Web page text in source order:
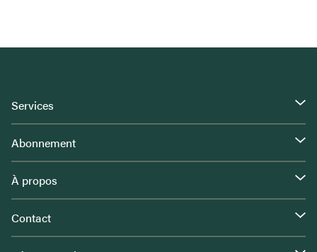
Services
Abonnement
À propos
Contact